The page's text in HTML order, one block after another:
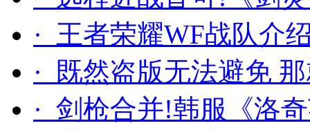
· 王者荣耀WF战队介
· 既然盗版无法避免
· 剑枪合并!韩服《洛